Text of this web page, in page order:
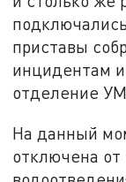
приставы
инцидентам
отделение
На данный
отключена от